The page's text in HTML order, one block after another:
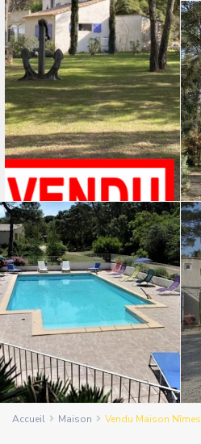
Accueil Maison Vendu Maison Nîmes